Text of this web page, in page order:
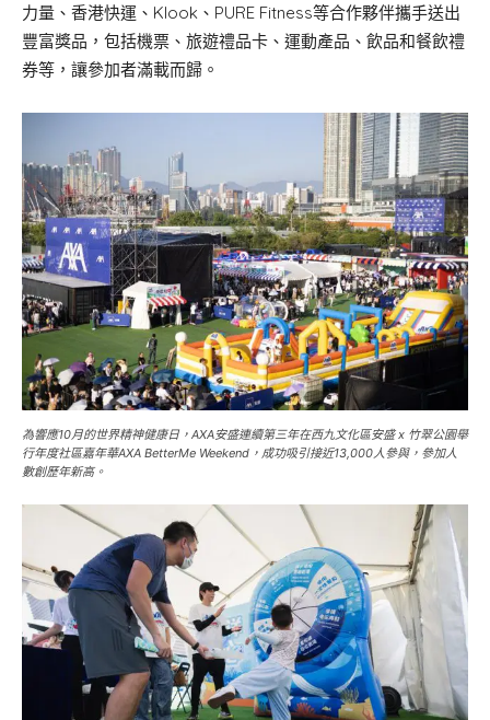
力量、香港快運、Klook、PURE Fitness等合作夥伴攜手送出
豐富獎品，包括機票、旅遊禮品卡、運動產品、飲品和餐飲禮
券等，讓參加者滿載而歸。
為響應10月的世界精神健康日，AXA安盛連續第三年在西九文化區安盛 x 竹翠公園舉
行年度社區嘉年華AXA BetterMe Weekend，成功吸引接近13,000人參與，參加人
數創歷年新高。